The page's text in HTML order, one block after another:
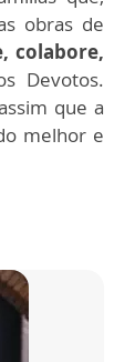
obras de
colabore,
Devotos.
que a
melhor e